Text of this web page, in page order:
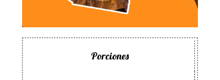
Porciones